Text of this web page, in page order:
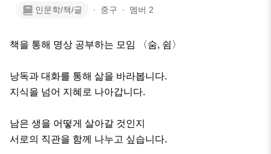
인문학/책/글 ∙ 중구 ∙ 멤버 2
책을 통해 명상 공부하는 모임 〈숨, 쉼〉
낭독과 대화를 통해 삶을 바라봅니다.
지식을 넘어 지혜로 나아갑니다.
남은 생을 어떻게 살아갈 것인지
서로의 직관을 함께 나누고 싶습니다.